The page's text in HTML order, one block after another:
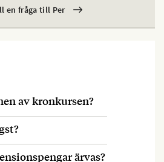
en fråga till Per
av kronkursen?
ärvas?